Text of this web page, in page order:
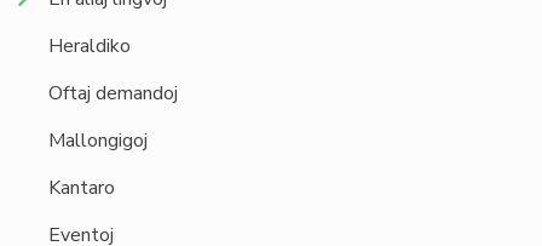
Heraldiko
Oftaj demandoj
Mallongigoj
Kantaro
Eventoj